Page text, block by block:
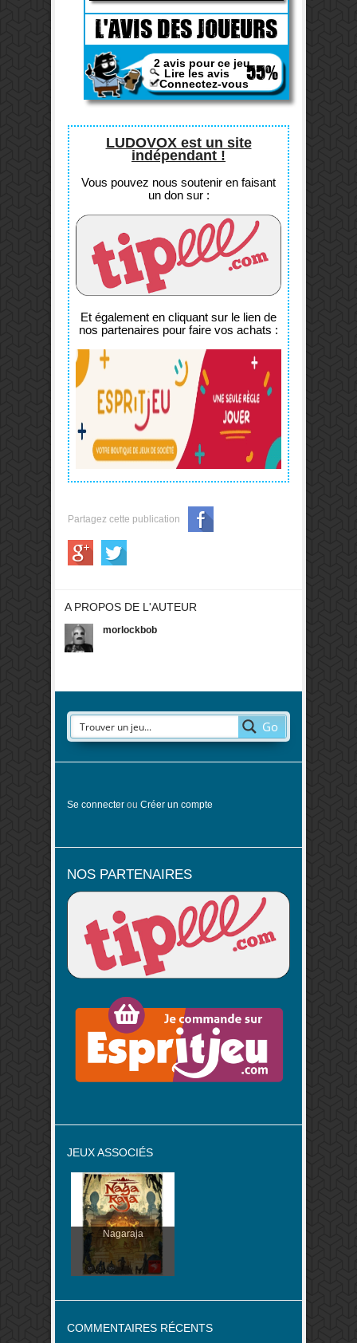
L'AVIS DES JOUEURS
2 avis pour ce jeu
Lire les avis
Connectez-vous55%
LUDOVOX est un site
indépendant !
Vous pouvez nous soutenir en faisant
un don sur :
Et également en cliquant sur le lien de
nos partenaires pour faire vos achats :
Partagez cette publication
A PROPOS DE L'AUTEUR
morlockbob
Go
Se connecter ou Créer un compte
NOS PARTENAIRES
JEUX ASSOCIÉS
Nagaraja
COMMENTAIRES RÉCENTS